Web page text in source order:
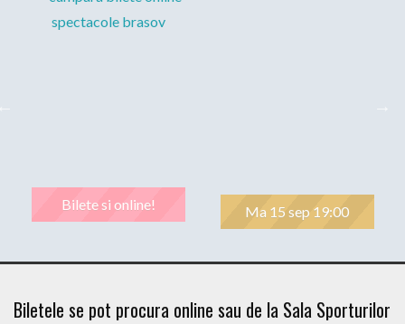
Bilete si online! Ma 15 sep 19:00
Biletele se pot procura online sau de la Sala Sporturilor